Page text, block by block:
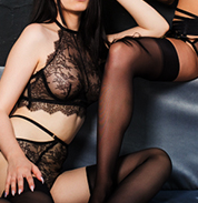
mene uz